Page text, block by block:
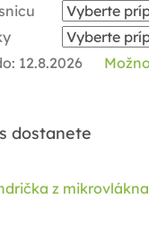
12.8.2026
dostanete
z mikrovlákna